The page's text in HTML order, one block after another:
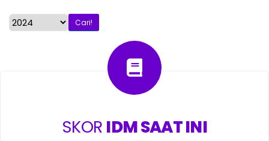
Cari!
SKOR IDM SAAT INI